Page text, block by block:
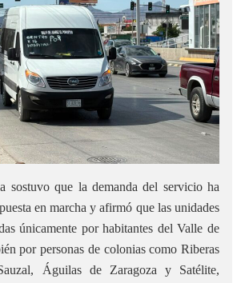
sostuvo que la demanda del servicio ha
en marcha y afirmó que las unidades
únicamente por habitantes del Valle de
por personas de colonias como Riberas
Águilas de Zaragoza y Satélite,